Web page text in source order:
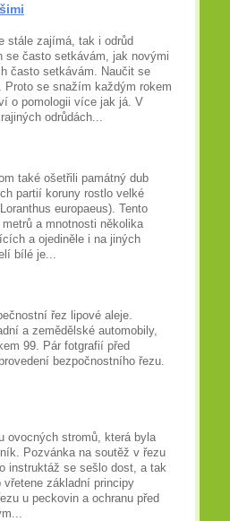
stále zajímá, tak i odrůd
se často setkávám, jak novými
často setkávám. Naučit se
se snažím každým rokem
o pomologii více jak já. V
odrůdách...
také ošetřili památný dub
partií koruny rostlo velké
europaeus). Tento
a mnotnosti několika
a ojediněle i na jiných
bílé je...
řez lipové aleje.
a zemědělské automobily,
99. Pár fotgrafií před
bezpočnostního řezu.
ovocných stromů, která byla
Pozvánka na soutěž v řezu
instruktáž se sešlo dost, a tak
základní principy
u peckovin a ochranu před